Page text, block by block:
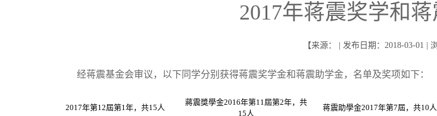
2017年蒋震奖学和
【来源： | 发布日期：2018-03-01 |
经蒋震基金会审议，以下同学分别获得蒋震奖学金和蒋震助学金，名单及奖项如下：
2017年第12屆第1年，共15人
蔣震獎學金2016年第11屆第2年，共
15人
蒋震助學金2017年第7屆，共10人